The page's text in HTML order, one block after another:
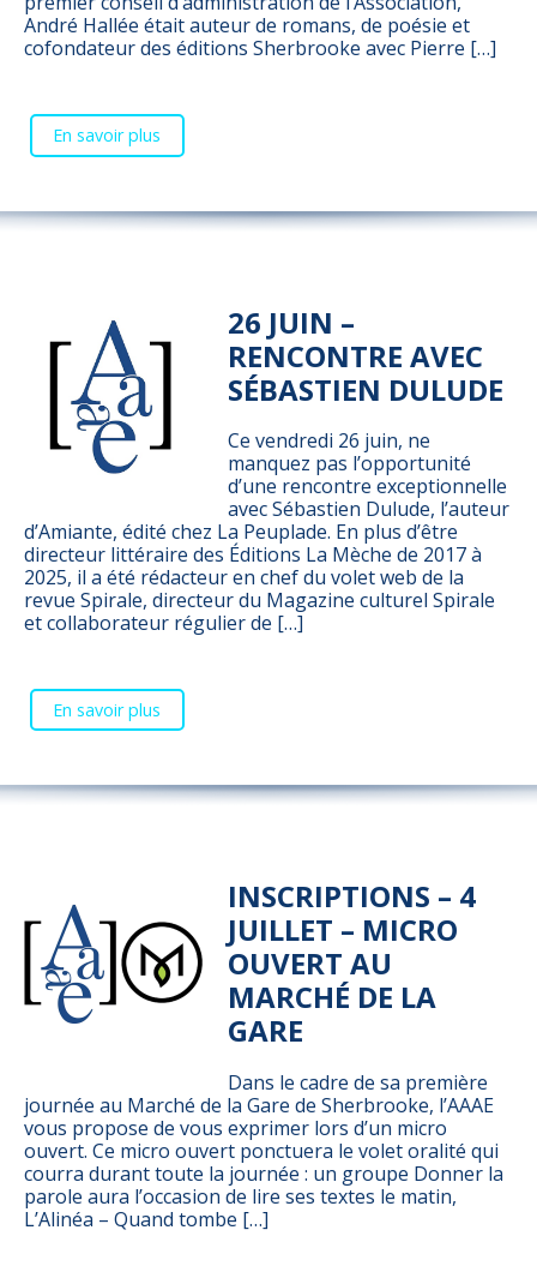
André Hallée était auteur de romans, de poésie et
cofondateur des éditions Sherbrooke avec Pierre […]
En savoir plus
26 JUIN –
RENCONTRE AVEC
SÉBASTIEN DULUDE
Ce vendredi 26 juin, ne
manquez pas l’opportunité
d’une rencontre exceptionnelle
avec Sébastien Dulude, l’auteur
d’Amiante, édité chez La Peuplade. En plus d’être
directeur littéraire des Éditions La Mèche de 2017 à
2025, il a été rédacteur en chef du volet web de la
revue Spirale, directeur du Magazine culturel Spirale
et collaborateur régulier de […]
En savoir plus
INSCRIPTIONS – 4
JUILLET – MICRO
OUVERT AU
MARCHÉ DE LA
GARE
Dans le cadre de sa première
journée au Marché de la Gare de Sherbrooke, l’AAAE
vous propose de vous exprimer lors d’un micro
ouvert. Ce micro ouvert ponctuera le volet oralité qui
courra durant toute la journée : un groupe Donner la
parole aura l’occasion de lire ses textes le matin,
L’Alinéa – Quand tombe […]